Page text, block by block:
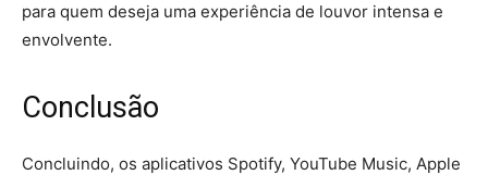
para quem deseja uma experiência de louvor intensa e
envolvente.
Conclusão
Concluindo, os aplicativos Spotify, YouTube Music, Apple